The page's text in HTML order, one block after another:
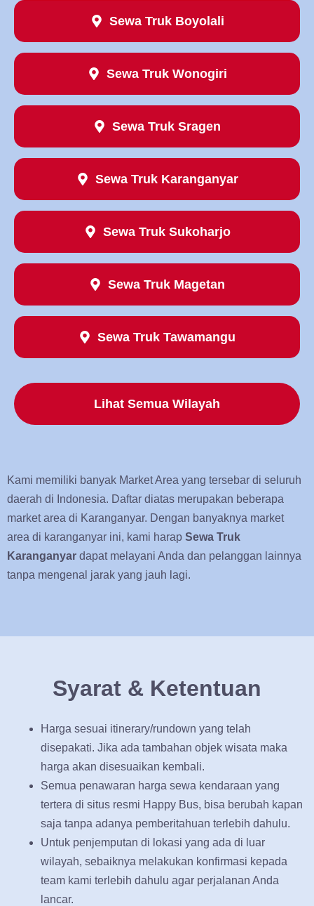
Sewa Truk Boyolali
Sewa Truk Wonogiri
Sewa Truk Sragen
Sewa Truk Karanganyar
Sewa Truk Sukoharjo
Sewa Truk Magetan
Sewa Truk Tawamangu
Lihat Semua Wilayah
Kami memiliki banyak Market Area yang tersebar di seluruh
daerah di Indonesia. Daftar diatas merupakan beberapa
market area di Karanganyar. Dengan banyaknya market
area di karanganyar ini, kami harap Sewa Truk
Karanganyar dapat melayani Anda dan pelanggan lainnya
tanpa mengenal jarak yang jauh lagi.
Syarat & Ketentuan
Harga sesuai itinerary/rundown yang telah
disepakati. Jika ada tambahan objek wisata maka
harga akan disesuaikan kembali.
Semua penawaran harga sewa kendaraan yang
tertera di situs resmi Happy Bus, bisa berubah kapan
saja tanpa adanya pemberitahuan terlebih dahulu.
Untuk penjemputan di lokasi yang ada di luar
wilayah, sebaiknya melakukan konfirmasi kepada
team kami terlebih dahulu agar perjalanan Anda
lancar.